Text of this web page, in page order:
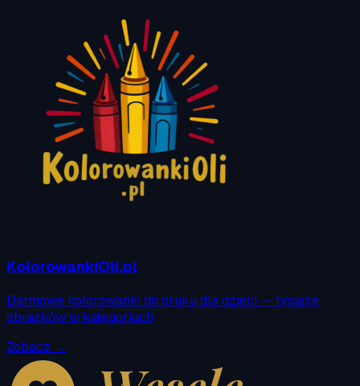
KolorowankiOli.pl
Darmowe kolorowanki do druku dla dzieci — tysiące
obrazków w kategoriach
Zobacz →